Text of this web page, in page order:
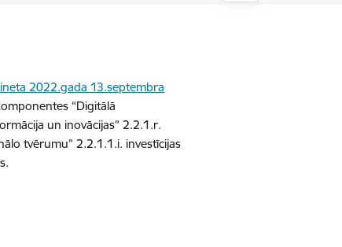
2022.gada 13.septembra
“Digitālā
un inovācijas” 2.2.1.r.
tvērumu” 2.2.1.1.i. investīcijas